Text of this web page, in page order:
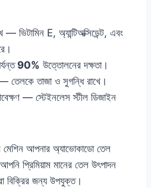
— ভিটামিন E, অ্যান্টিঅক্সিডেন্ট, এবং
90% উত্তোলনের দক্ষতা।
তেলকে তাজা ও সুগন্ধি রাখে।
— স্টেইনলেস স্টীল ডিজাইন
আপনার অ্যাভোকাডো তেল
প্রিমিয়াম মানের তেল উৎপাদন
বিক্রির জন্য উপযুক্ত।